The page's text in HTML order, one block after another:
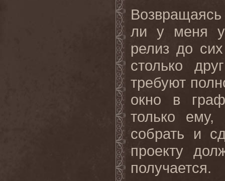
ли у меня
релиз до
столько
требуют
окно в
только
собрать и
проекту
получается.